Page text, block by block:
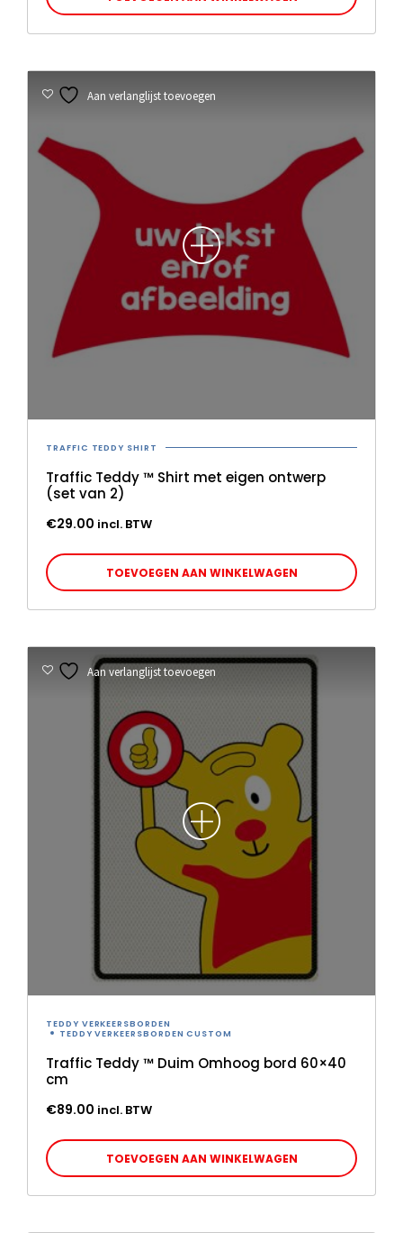
TRAFFIC TEDDY SHIRT
Traffic Teddy ™ Shirt met eigen ontwerp
(set van 2)
€29.00 incl. BTW
TOEVOEGEN AAN WINKELWAGEN
Aan verlanglijst toevoegen
TEDDY VERKEERSBORDEN
TEDDY VERKEERSBORDEN CUSTOM
Traffic Teddy ™ Duim Omhoog bord 60×40
cm
€89.00 incl. BTW
TOEVOEGEN AAN WINKELWAGEN
Aan verlanglijst toevoegen